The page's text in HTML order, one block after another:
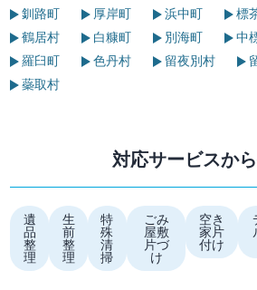
釧路町
厚岸町 浜中町 標
鶴居村
白糠町 別海町 中
羅臼町
色丹村 留夜別村
蘂取村
対応サービスか
遺
品
整
理
生
前
整
理
特
殊
清
掃
ごみ
屋敷
片づ
け
空き
家片
付け